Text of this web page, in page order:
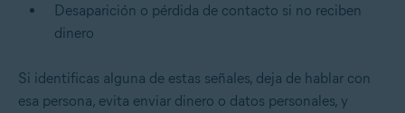
Desaparición o pérdida de contacto si no reciben
dinero
Si identificas alguna de estas señales, deja de hablar con
esa persona, evita enviar dinero o datos personales, y